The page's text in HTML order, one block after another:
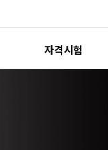
자격시험